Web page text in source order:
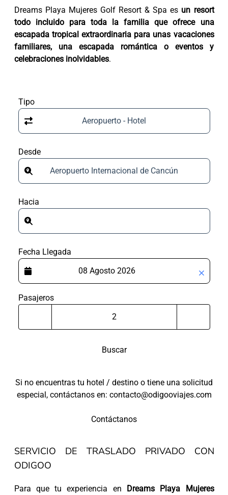
Dreams Playa Mujeres Golf Resort & Spa es un resort
todo incluido para toda la familia que ofrece una
escapada tropical extraordinaria para unas vacaciones
familiares, una escapada romántica o eventos y
celebraciones inolvidables.
Tipo
Aeropuerto - Hotel
Desde
Aeropuerto Internacional de Cancún
Hacia
Fecha Llegada
Pasajeros
Buscar
Si no encuentras tu hotel / destino o tiene una solicitud
especial, contáctanos en: contacto@odigooviajes.com
Contáctanos
SERVICIO DE TRASLADO PRIVADO CON
ODIGOO
Para que tu experiencia en Dreams Playa Mujeres